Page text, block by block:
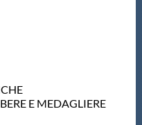
E MEDAGLIERE